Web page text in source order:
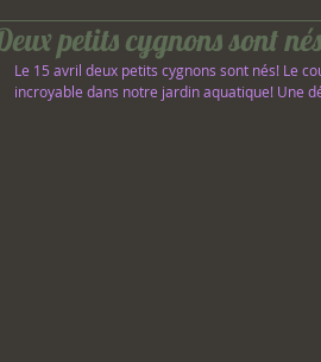
petits cygnons sont
Le 15 avril deux petits cygnons sont nés! Le
incroyable dans notre jardin aquatique! Une